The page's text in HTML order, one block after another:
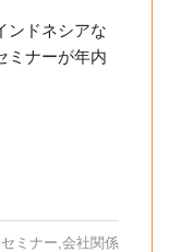
ンドネシアな
ミナーが年内
セミナー 会社関係